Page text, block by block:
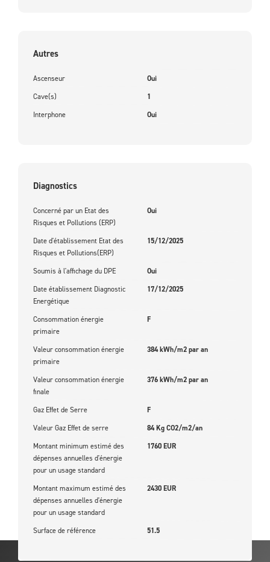
Autres
Ascenseur Oui
Cave(s) 1
Interphone Oui
Diagnostics
Concerné par un Etat des
Risques et Pollutions (ERP)
Oui
Date d'établissement Etat des
Risques et Pollutions(ERP)
15/12/2025
Soumis à l'affichage du DPE Oui
Date établissement Diagnostic
Energétique
17/12/2025
Consommation énergie
primaire
F
Valeur consommation énergie
primaire
384 kWh/m2 par an
Valeur consommation énergie
finale
376 kWh/m2 par an
Gaz Effet de Serre F
Valeur Gaz Effet de serre 84 Kg CO2/m2/an
Montant minimum estimé des
dépenses annuelles d'énergie
pour un usage standard
1760 EUR
Montant maximum estimé des
dépenses annuelles d'énergie
pour un usage standard
2430 EUR
Surface de référence 51.5